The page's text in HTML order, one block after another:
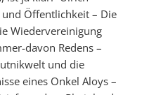
Öffentlichkeit – Die
Wiedervereinigung
davon Redens –
und die
eines Onkel Aloys –